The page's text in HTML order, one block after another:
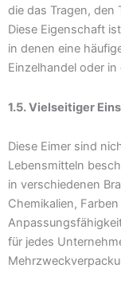
die das Tragen, den
Diese Eigenschaft
in denen eine
Einzelhandel oder
1.5. Vielseitiger
Diese Eimer sind
Lebensmitteln
in verschiedenen
Chemikalien,
für jedes